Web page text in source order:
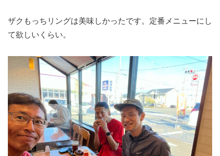
ザクもっちリングは美味しかったです。定番メニューにし
て欲しいくらい。